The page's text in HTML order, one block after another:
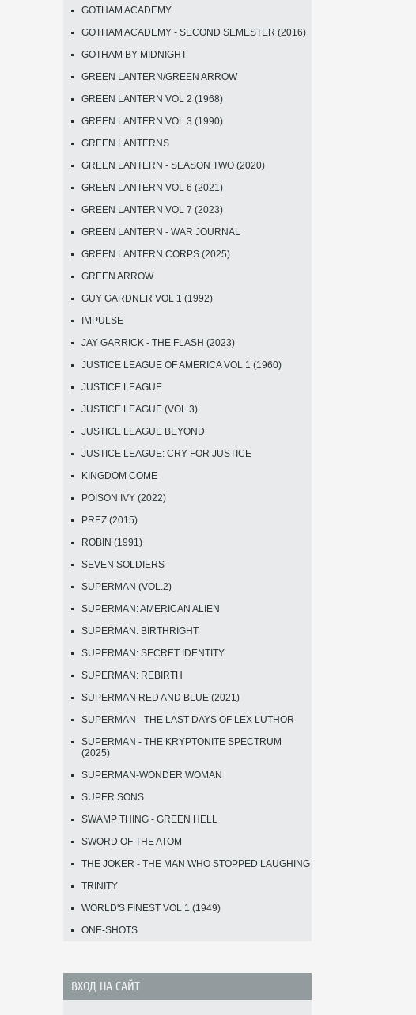
GOTHAM ACADEMY
GOTHAM ACADEMY - SECOND SEMESTER (2016)
GOTHAM BY MIDNIGHT
GREEN LANTERN/GREEN ARROW
GREEN LANTERN VOL 2 (1968)
GREEN LANTERN VOL 3 (1990)
GREEN LANTERNS
GREEN LANTERN - SEASON TWO (2020)
GREEN LANTERN VOL 6 (2021)
GREEN LANTERN VOL 7 (2023)
GREEN LANTERN - WAR JOURNAL
GREEN LANTERN CORPS (2025)
GREEN ARROW
GUY GARDNER VOL 1 (1992)
IMPULSE
JAY GARRICK - THE FLASH (2023)
JUSTICE LEAGUE OF AMERICA VOL 1 (1960)
JUSTICE LEAGUE
JUSTICE LEAGUE (VOL.3)
JUSTICE LEAGUE BEYOND
JUSTICE LEAGUE: CRY FOR JUSTICE
KINGDOM COME
POISON IVY (2022)
PREZ (2015)
ROBIN (1991)
SEVEN SOLDIERS
SUPERMAN (VOL.2)
SUPERMAN: AMERICAN ALIEN
SUPERMAN: BIRTHRIGHT
SUPERMAN: SECRET IDENTITY
SUPERMAN: REBIRTH
SUPERMAN RED AND BLUE (2021)
SUPERMAN - THE LAST DAYS OF LEX LUTHOR
SUPERMAN - THE KRYPTONITE SPECTRUM
(2025)
SUPERMAN-WONDER WOMAN
SUPER SONS
SWAMP THING - GREEN HELL
SWORD OF THE ATOM
THE JOKER - THE MAN WHO STOPPED LAUGHING
TRINITY
WORLD'S FINEST VOL 1 (1949)
ONE-SHOTS
ВХОД НА САЙТ